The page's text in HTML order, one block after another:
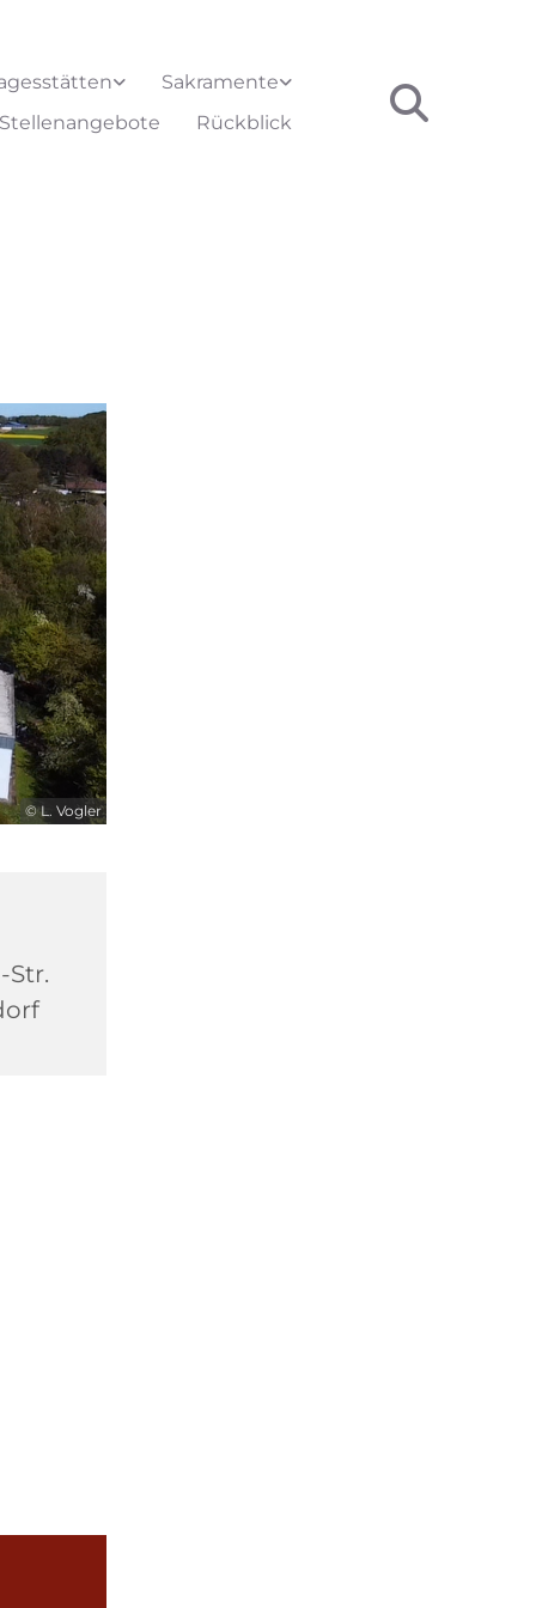
Sakramente
Rückblick
© L. Vogler
Str.